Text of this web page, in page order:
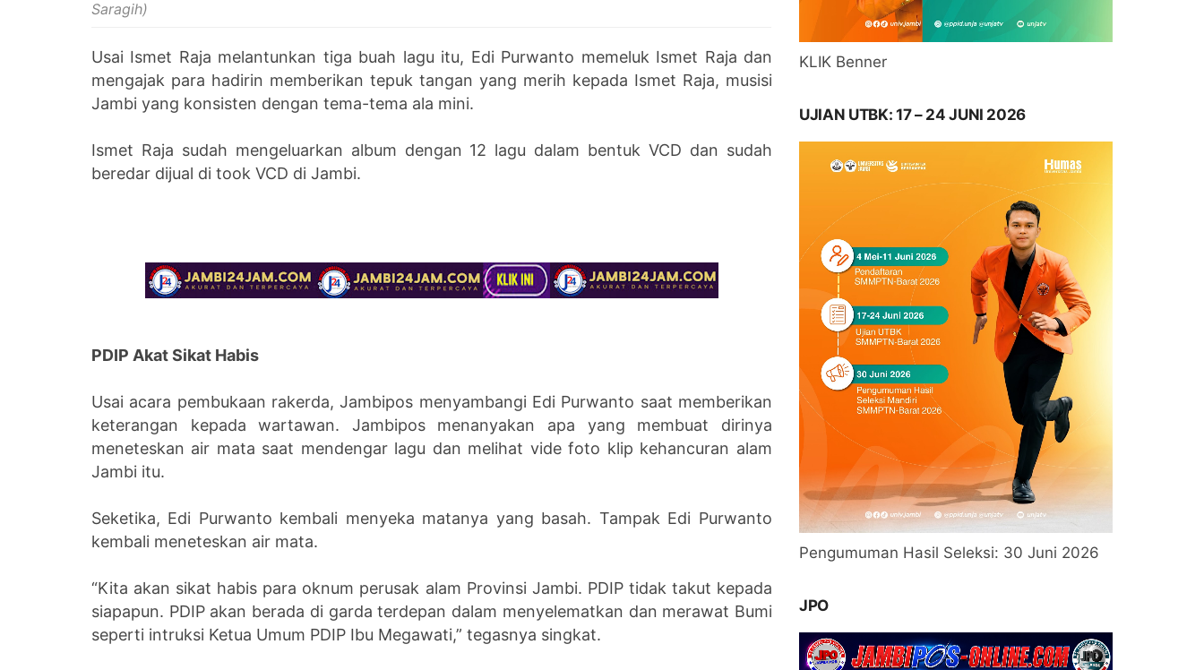
Saragih)
Usai Ismet Raja melantunkan tiga buah lagu itu, Edi Purwanto memeluk Ismet Raja dan
mengajak para hadirin memberikan tepuk tangan yang merih kepada Ismet Raja, musisi
Jambi yang konsisten dengan tema-tema ala mini.
Ismet Raja sudah mengeluarkan album dengan 12 lagu dalam bentuk VCD dan sudah
beredar dijual di took VCD di Jambi.
PDIP Akat Sikat Habis
Usai acara pembukaan rakerda, Jambipos menyambangi Edi Purwanto saat memberikan
keterangan kepada wartawan. Jambipos menanyakan apa yang membuat dirinya
meneteskan air mata saat mendengar lagu dan melihat vide foto klip kehancuran alam
Jambi itu.
Seketika, Edi Purwanto kembali menyeka matanya yang basah. Tampak Edi Purwanto
kembali meneteskan air mata.
“Kita akan sikat habis para oknum perusak alam Provinsi Jambi. PDIP tidak takut kepada
siapapun. PDIP akan berada di garda terdepan dalam menyelematkan dan merawat Bumi
seperti intruksi Ketua Umum PDIP Ibu Megawati,” tegasnya singkat.
KLIK Benner
UJIAN UTBK: 17 – 24 JUNI 2026
Pengumuman Hasil Seleksi: 30 Juni 2026
JPO